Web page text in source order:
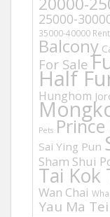
25000-
35000-40000 Rent
Balcony
For Sale
Half
Hunghom
Pets
Sai Ying Pun
Sham Shui
Tai Kok
Wan Chai
Yau Ma Tei